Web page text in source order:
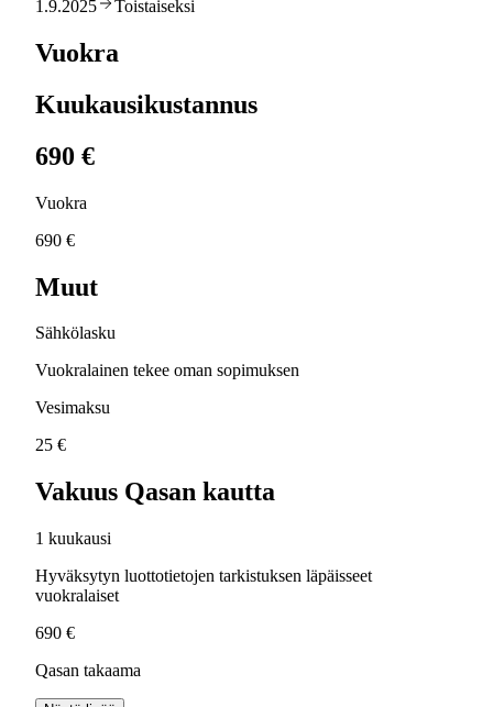
1.9.2025 Toistaiseksi
Vuokra
Kuukausikustannus
690 €
Vuokra
690 €
Muut
Sähkölasku
Vuokralainen tekee oman sopimuksen
Vesimaksu
25 €
Vakuus Qasan kautta
1 kuukausi
Hyväksytyn luottotietojen tarkistuksen läpäisseet
vuokralaiset
690 €
Qasan takaama